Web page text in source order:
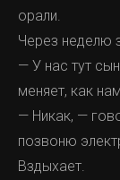
орали.
Через неделю
— У нас тут
меняет, как
— Никак, —
позвоню
Вздыхает.